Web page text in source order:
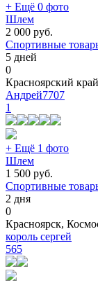
+ Ещё 0 фото
Шлем
2 000 руб.
Спортивные
5 дней
0
Красноярский
Андрей7707
1
+ Ещё 1 фото
Шлем
1 500 руб.
Спортивные
2 дня
0
Красноярск,
король сергей
565